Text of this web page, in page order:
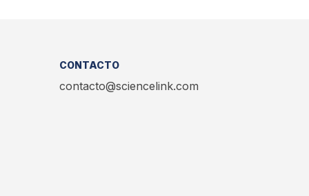
CONTACTO
contacto@sciencelink.com